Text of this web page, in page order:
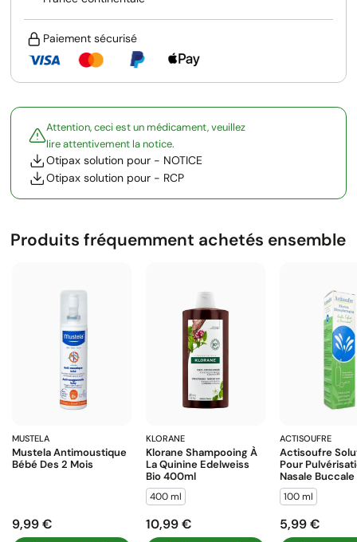
Paiement sécurisé
Attention, ceci est un médicament, veuillez
lire attentivement la notice.
Otipax solution pour - NOTICE
Otipax solution pour - RCP
Produits fréquemment achetés ensemble
MUSTELA
Mustela Antimoustique
Bébé Des 2 Mois
Prix
9,99 €
KLORANE
Klorane Shampooing À
La Quinine Edelweiss
Bio 400ml
400 ml
Prix
10,99 €
ACTISOUFRE
Actisoufre
Pour
Nasale
100 ml
Prix
5,99 €